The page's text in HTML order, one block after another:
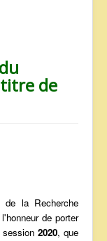
de
de la Recherche
de porter
2020, que